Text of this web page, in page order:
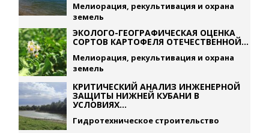
Мелиорация, рекультивация и охрана
земель
ЭКОЛОГО-ГЕОГРАФИЧЕСКАЯ ОЦЕНКА
СОРТОВ КАРТОФЕЛЯ ОТЕЧЕСТВЕННОЙ...
Мелиорация, рекультивация и охрана
земель
КРИТИЧЕСКИЙ АНАЛИЗ ИНЖЕНЕРНОЙ
ЗАЩИТЫ НИЖНЕЙ КУБАНИ В
УСЛОВИЯХ...
Гидротехническое строительство